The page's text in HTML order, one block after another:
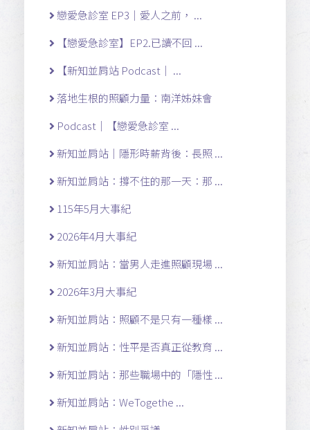
戀愛急診室 EP3｜愛人之前， ...
【戀愛急診室】EP2.已讀不回 ...
【新知並肩站 Podcast｜ ...
落地生根的照顧力量：南洋姊妹會
Podcast｜【戀愛急診室 ...
新知並肩站｜隱形時薪背後：長照 ...
新知並肩站：撐不住的那一天：那 ...
115年5月大事紀
2026年4月大事紀
新知並肩站：當男人走進照顧現場 ...
2026年3月大事紀
新知並肩站：照顧不是只有一種樣 ...
新知並肩站：性平是否真正從教育 ...
新知並肩站：那些職場中的「隱性 ...
新知並肩站：WeTogethe ...